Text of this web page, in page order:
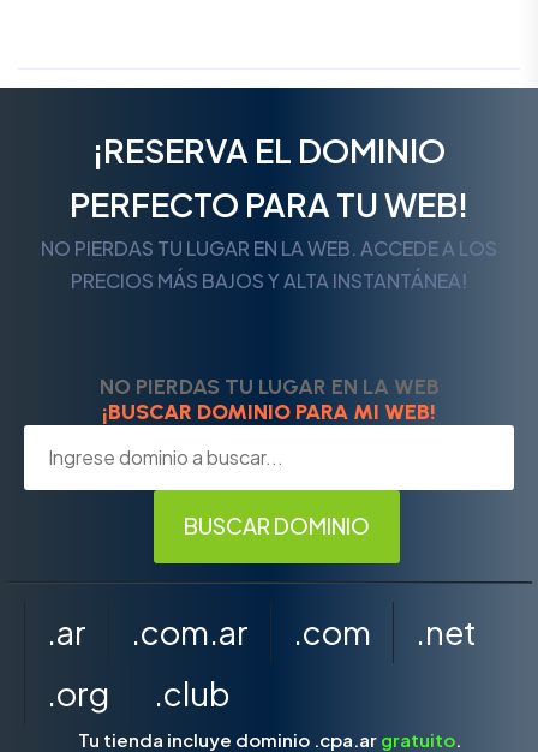
¡RESERVA EL DOMINIO
PERFECTO PARA TU WEB!
NO PIERDAS TU LUGAR EN LA WEB. ACCEDE A LOS
PRECIOS MÁS BAJOS Y ALTA INSTANTÁNEA!
NO PIERDAS TU LUGAR EN LA WEB
¡BUSCAR DOMINIO PARA MI WEB!
.ar .com.ar .com
.net
.org
.club
Tu tienda incluye dominio .cpa.ar gratuito.